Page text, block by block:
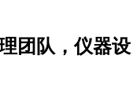
团队，仪器设